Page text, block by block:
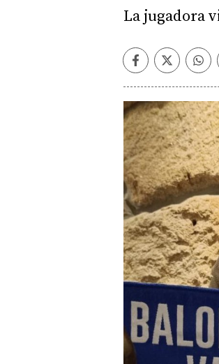
La jugadora
Facebook
Twitter